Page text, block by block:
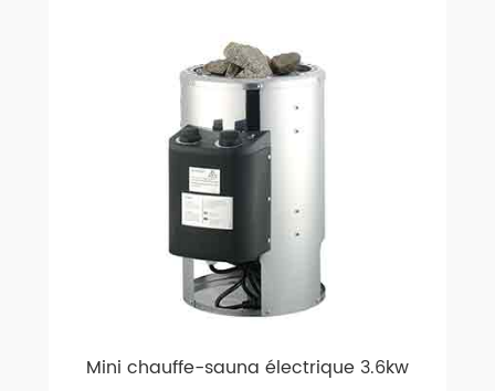
Mini chauffe-sauna électrique 3.6kw